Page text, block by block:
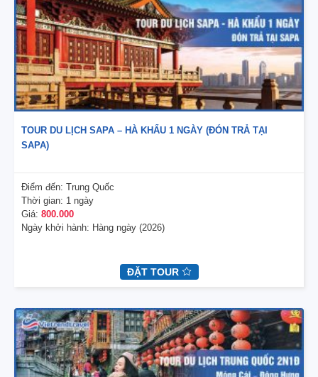
TOUR DU LỊCH SAPA – HÀ KHẨU 1 NGÀY (ĐÓN TRẢ TẠI
SAPA)
Điểm đến: Trung Quốc
Thời gian: 1 ngày
Giá: 800.000
Ngày khởi hành: Hàng ngày (2026)
ĐẶT TOUR